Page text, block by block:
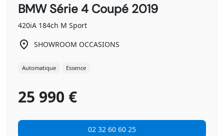
BMW Série 4 Coupé 2019
420iA 184ch M Sport
SHOWROOM OCCASIONS
Automatique Essence
25 990 €
02 32 60 60 25